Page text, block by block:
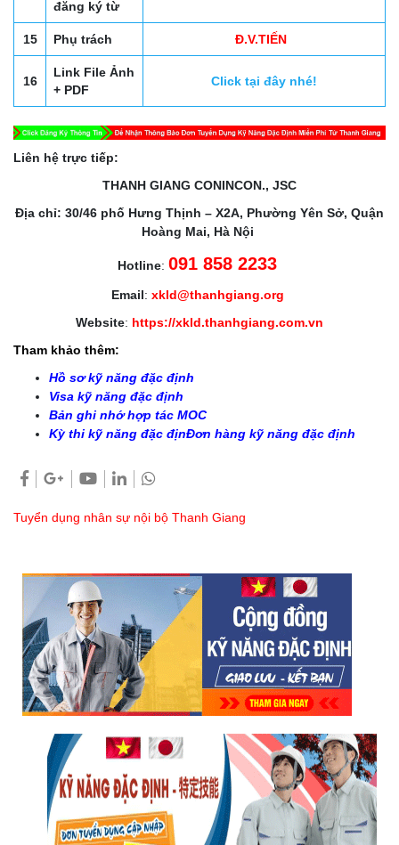
đăng ký từ
15 Phụ trách Đ.V.TIẾN
16
Link File Ảnh
+ PDF
Click tại đây nhé!
Liên hệ trực tiếp:
THANH GIANG CONINCON., JSC
Địa chỉ: 30/46 phố Hưng Thịnh – X2A, Phường Yên Sở, Quận
Hoàng Mai, Hà Nội
Hotline: 091 858 2233
Email: xkld@thanhgiang.org
Website: https://xkld.thanhgiang.com.vn
Tham khảo thêm:
Hồ sơ kỹ năng đặc định
Visa kỹ năng đặc định
Bản ghi nhớ hợp tác MOC
Kỳ thi kỹ năng đặc địnĐơn hàng kỹ năng đặc định
Tuyển dụng nhân sự nội bộ Thanh Giang